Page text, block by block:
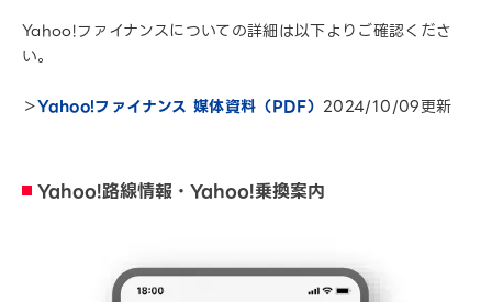
Yahoo!ファイナンスについての詳細は以下よりご確認くださ
い。
＞Yahoo!ファイナンス 媒体資料（PDF） 2024/10/09更新
Yahoo!路線情報・Yahoo!乗換案内